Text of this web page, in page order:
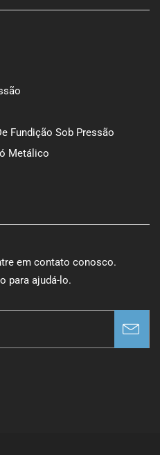
Fundição Sob Pressão
Metálico
em contato conosco.
para ajudá-lo.